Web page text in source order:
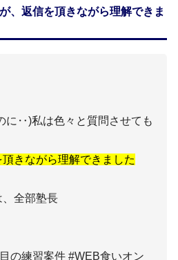
、返信を頂きながら理解できま
に‥)私は色々と質問させても
きながら理解できました
全部塾長
の練習案件 #WEB食いオン